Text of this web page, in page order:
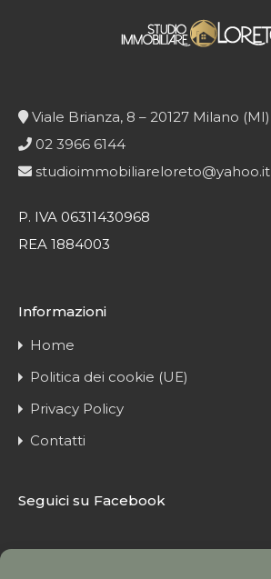
Viale Brianza, 8 – 20127 Milano (MI)
02 3966 6144
studioimmobiliareloreto@yahoo.it
P. IVA 06311430968
REA 1884003
Informazioni
Home
Politica dei cookie (UE)
Privacy Policy
Contatti
Seguici su Facebook